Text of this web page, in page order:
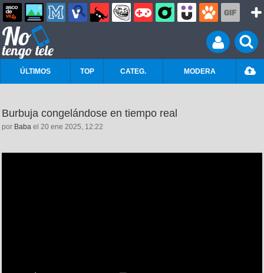
ÚLTIMOS TOP CATEG. MODERA
Burbuja congelándose en tiempo real
por Baba el 20 ene 2025, 12:22